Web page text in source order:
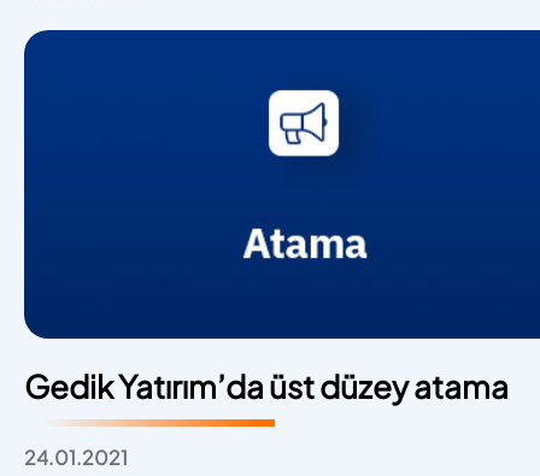
Gedik Yatırım’da üst düzey atama
24.01.2021